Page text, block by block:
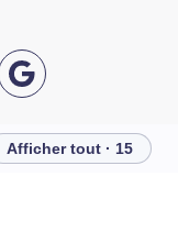
Types d'opioïdes
Afficher tout · 15